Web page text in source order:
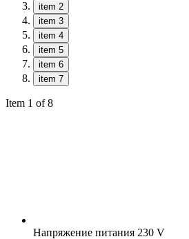
item 2
item 3
item 4
item 5
item 6
item 7
Item 1 of 8
Напряжение питания 230 V